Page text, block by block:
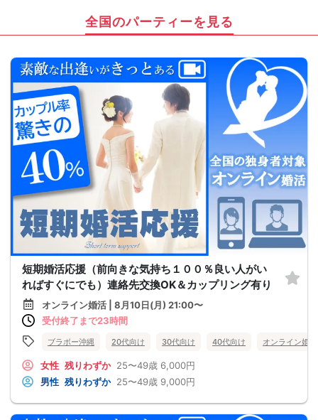
全国のパーティーを見る
短期婚活応援（前向きな気持ち１００％良い人がい
ればすぐにでも）連絡先交換OK＆カップリング有り
オンライン婚活 | 8月10日(月) 21:00〜
受付終了まで23時間
ブラボー沖縄 20代向け 30代向け 40代向け オンライン婚活
女性 残りわずか 25〜49歳 6,000円
男性 残りわずか 25〜49歳 9,000円